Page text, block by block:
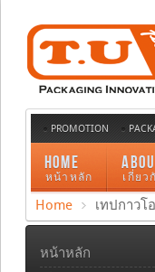
PROMOTION
HOME
หน้าหลัก เกี่ยว
Home เทปกาวโ
หน้าหลัก